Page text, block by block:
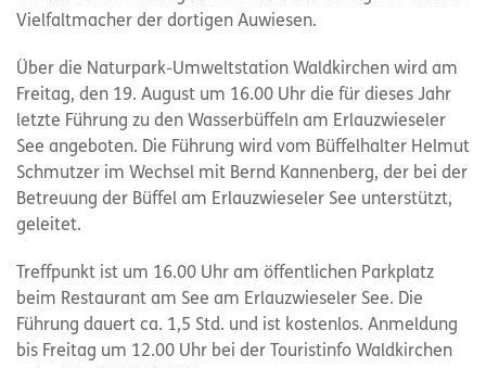
Vielfaltmacher der dortigen Auwiesen.
Über die Naturpark-Umweltstation Waldkirchen wird am
Freitag, den 19. August um 16.00 Uhr die für dieses Jahr
letzte Führung zu den Wasserbüffeln am Erlauzwieseler
See angeboten. Die Führung wird vom Büffelhalter Helmut
Schmutzer im Wechsel mit Bernd Kannenberg, der bei der
Betreuung der Büffel am Erlauzwieseler See unterstützt,
geleitet.
Treffpunkt ist um 16.00 Uhr am öffentlichen Parkplatz
beim Restaurant am See am Erlauzwieseler See. Die
Führung dauert ca. 1,5 Std. und ist kostenlos. Anmeldung
bis Freitag um 12.00 Uhr bei der Touristinfo Waldkirchen